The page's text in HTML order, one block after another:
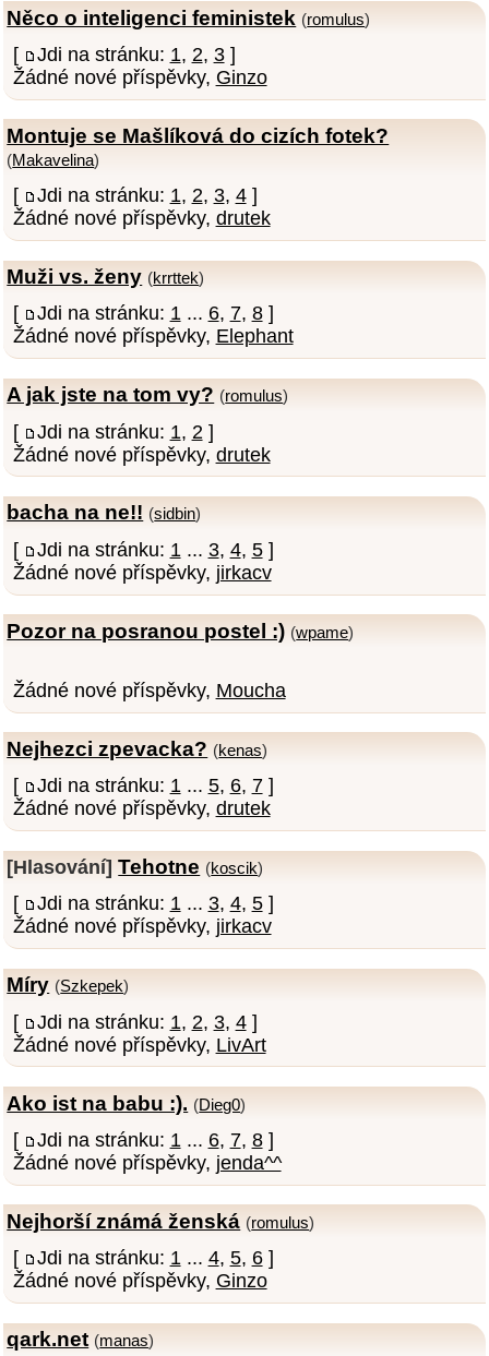
Něco o inteligenci feministek (romulus)
[ Jdi na stránku: 1, 2, 3]
Žádné nové příspěvky, Ginzo
Montuje se Mašlíková do cizích fotek?
(Makavelina)
[ Jdi na stránku: 1, 2, 3, 4]
Žádné nové příspěvky, drutek
Muži vs. ženy (krrttek)
[ Jdi na stránku: 1... 6, 7, 8]
Žádné nové příspěvky, Elephant
A jak jste na tom vy? (romulus)
[ Jdi na stránku: 1, 2 ]
Žádné nové příspěvky, drutek
bacha na ne!! (sidbin)
[ Jdi na stránku: 1 ... 3, 4, 5]
Žádné nové příspěvky, jirkacv
Pozor na posranou postel :) (wpame)
Žádné nové příspěvky, Moucha
Nejhezci zpevacka? (kenas)
[ Jdi na stránku: 1... 5, 6, 7]
Žádné nové příspěvky, drutek
[Hlasování] Tehotne (koscik)
[ Jdi na stránku: 1... 3, 4, 5]
Žádné nové příspěvky, jirkacv
Míry (Szkepek)
[ Jdi na stránku: 1, 2, 3, 4]
Žádné nové příspěvky, LivArt
Ako ist na babu :). (Dieg0)
[ Jdi na stránku: 1 ... 6, 7, 8]
Žádné nové příspěvky, jenda^^
Nejhorší známá ženská (romulus)
[ Jdi na stránku: 1... 4, 5, 6]
Žádné nové příspěvky, Ginzo
qark.net (manas)